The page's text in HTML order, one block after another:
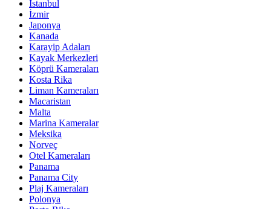
İstanbul
İzmir
Japonya
Kanada
Karayip Adaları
Kayak Merkezleri
Köprü Kameraları
Kosta Rika
Liman Kameraları
Macaristan
Malta
Marina Kameralar
Meksika
Norveç
Otel Kameraları
Panama
Panama City
Plaj Kameraları
Polonya